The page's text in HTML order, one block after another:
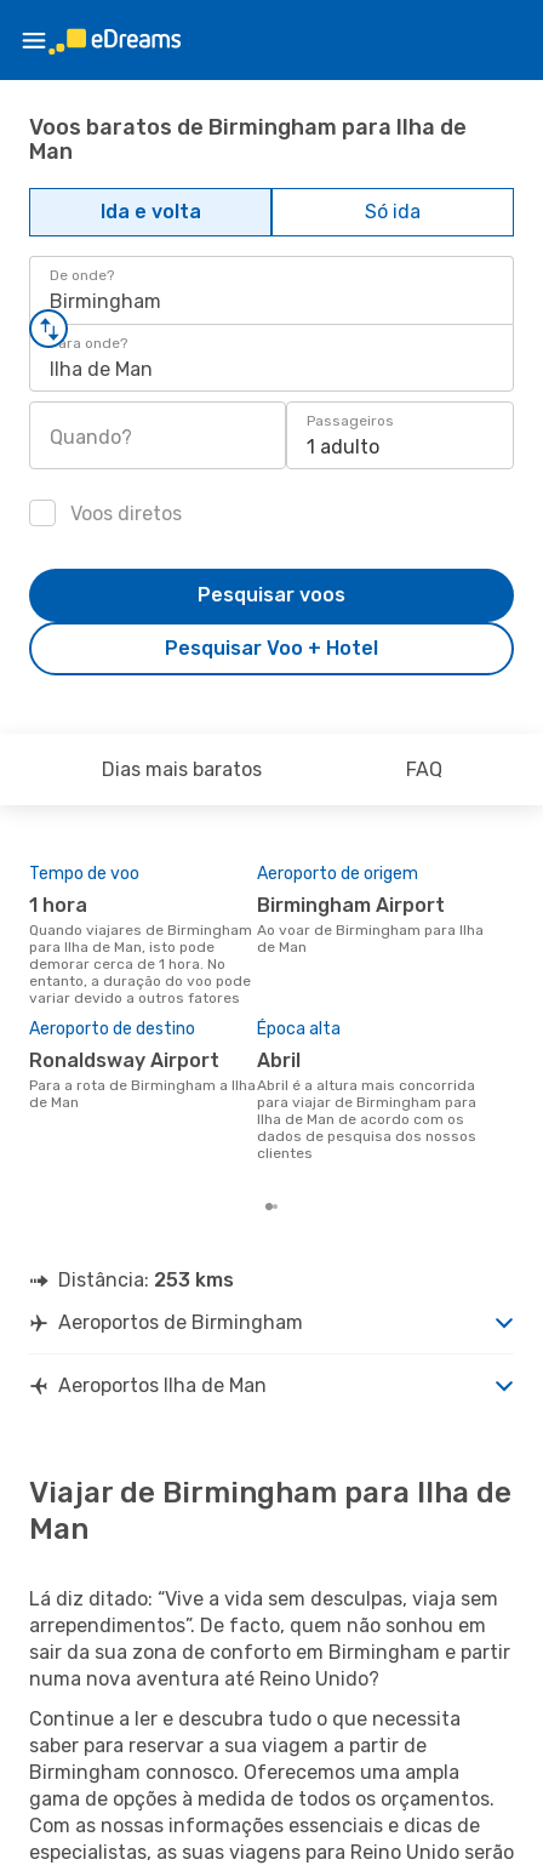
Voos baratos de Birmingham para Ilha de
Man
Ida e volta Só ida
De onde?
Birmingham
Para onde?
Ilha de Man
Quando?
Passageiros
1 adulto
Voos diretos
Pesquisar Voo + Hotel
Pesquisar voos
Dias mais baratos FAQ
Tempo de voo
1 hora
Quando viajares de Birmingham
para Ilha de Man, isto pode
demorar cerca de 1 hora. No
entanto, a duração do voo pode
variar devido a outros fatores
Aeroporto de origem
Birmingham Airport
Ao voar de Birmingham para Ilha
de Man
Aeroporto de destino
Ronaldsway Airport
Para a rota de Birmingham a Ilha
de Man
Época alta
abril
abril é a altura mais concorrida
para viajar de Birmingham para
Ilha de Man de acordo com os
dados de pesquisa dos nossos
clientes
Distância: 253 kms
Aeroportos de Birmingham
Aeroportos Ilha de Man
Viajar de Birmingham para Ilha de
Man
Lá diz ditado: “Vive a vida sem desculpas, viaja sem
arrependimentos”. De facto, quem não sonhou em
sair da sua zona de conforto em Birmingham e partir
numa nova aventura até Reino Unido?
Continue a ler e descubra tudo o que necessita
saber para reservar a sua viagem a partir de
Birmingham connosco. Oferecemos uma ampla
gama de opções à medida de todos os orçamentos.
Com as nossas informações essenciais e dicas de
especialistas, as suas viagens para Reino Unido serão